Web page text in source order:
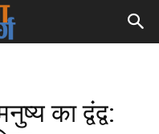
का द्वंद्व: